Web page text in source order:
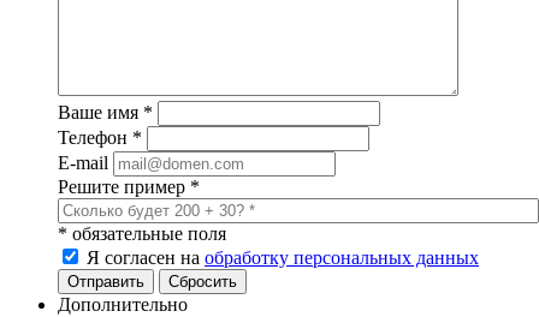
Ваше имя *
Телефон *
E-mail
Решите пример *
* обязательные поля
Я согласен на обработку персональных данных
Сбросить
Дополнительно